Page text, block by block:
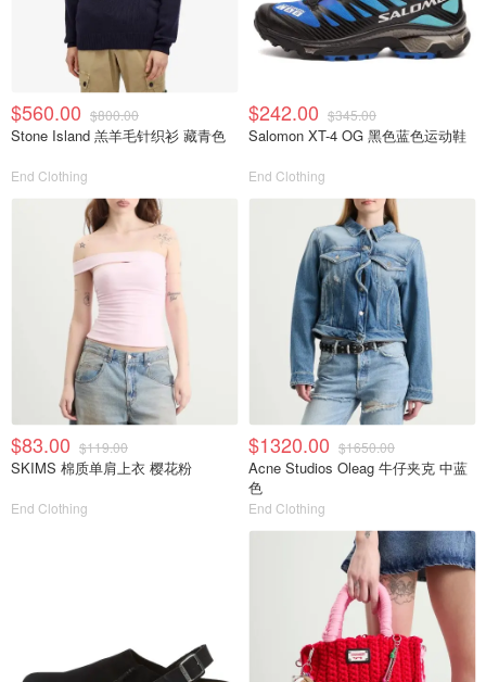
$560.00 $800.00
Stone Island 羔羊毛针织衫 藏青色
End Clothing
$242.00 $345.00
Salomon XT-4 OG 黑色蓝色运动鞋
End Clothing
$83.00 $119.00
SKIMS 棉质单肩上衣 樱花粉
End Clothing
$1320.00 $1650.00
Acne Studios Oleag 牛仔夹克 中蓝
色
End Clothing